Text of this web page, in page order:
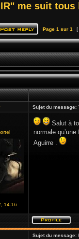
me suit
Page 1 sur 1 [
Sujet du message:
14:16
Salut à
normale
Aguirre .
Sujet du message: